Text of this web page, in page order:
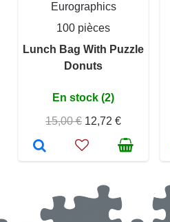
Eurographics
100 pièces
Lunch Bag With Puzzle
Donuts
En stock (2)
15,00 € 12,72 €